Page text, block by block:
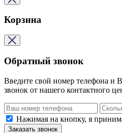
Корзина
Обратный звонок
Введите свой номер телефона и
звонок от нашего контактного
Нажимая на кнопку, я
Заказать звонок